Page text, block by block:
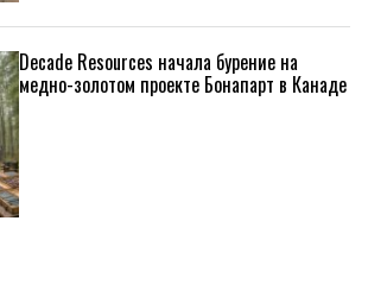
Decade Resources начала бурение на
медно-золотом проекте Бонапарт в Канаде